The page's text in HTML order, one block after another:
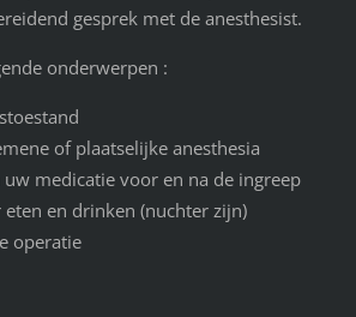
gesprek met de anesthesist.
onderwerpen :
of plaatselijke anesthesia
uw medicatie voor en na de ingreep
en drinken (nuchter zijn)
operatie